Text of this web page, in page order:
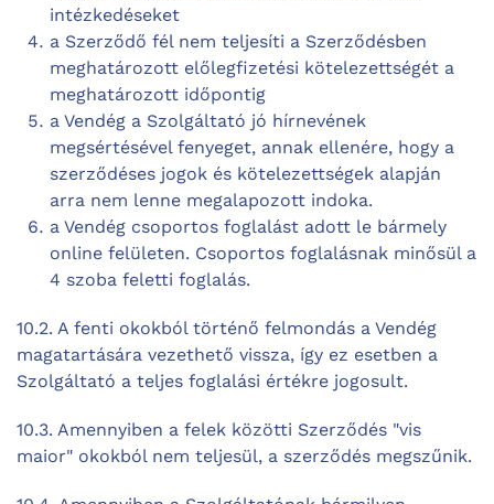
intézkedéseket
a Szerződő fél nem teljesíti a Szerződésben
meghatározott előlegfizetési kötelezettségét a
meghatározott időpontig
a Vendég a Szolgáltató jó hírnevének
megsértésével fenyeget, annak ellenére, hogy a
szerződéses jogok és kötelezettségek alapján
arra nem lenne megalapozott indoka.
a Vendég csoportos foglalást adott le bármely
online felületen. Csoportos foglalásnak minősül a
4 szoba feletti foglalás.
10.2. A fenti okokból történő felmondás a Vendég
magatartására vezethető vissza, így ez esetben a
Szolgáltató a teljes foglalási értékre jogosult.
10.3. Amennyiben a felek közötti Szerződés "vis
maior" okokból nem teljesül, a szerződés megszűnik.